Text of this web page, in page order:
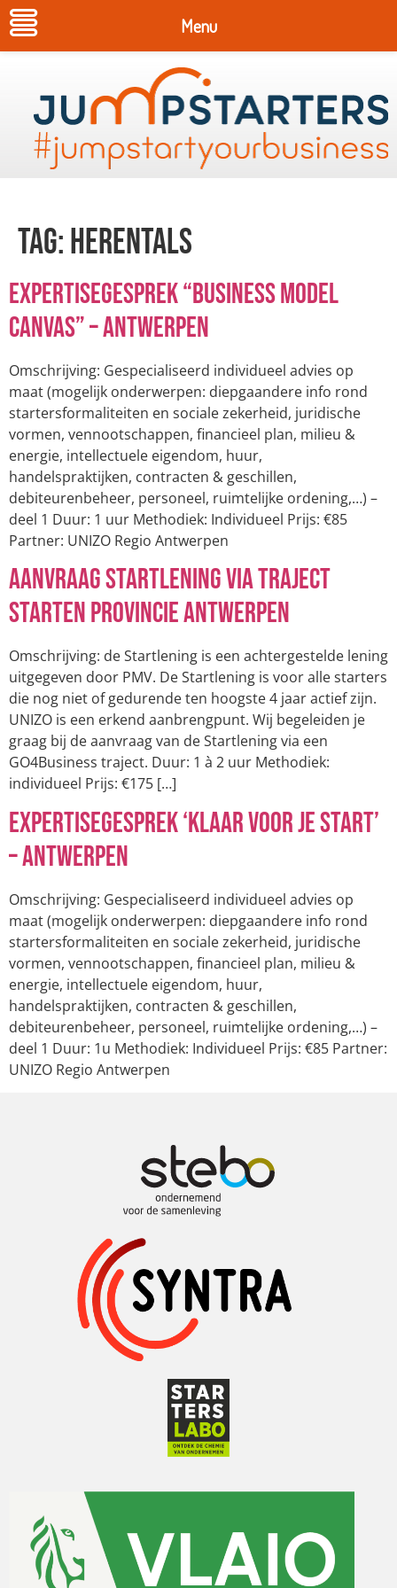
Tag:Herentals
Expertisegesprek “Business model
canvas” – Antwerpen
Omschrijving: Gespecialiseerd individueel advies op
maat (mogelijk onderwerpen: diepgaandere info rond
startersformaliteiten en sociale zekerheid, juridische
vormen, vennootschappen, financieel plan, milieu &
energie, intellectuele eigendom, huur,
handelspraktijken, contracten & geschillen,
debiteurenbeheer, personeel, ruimtelijke ordening,…) –
deel 1 Duur: 1 uur Methodiek: Individueel Prijs: €85
Partner: UNIZO Regio Antwerpen
Aanvraag Startlening via Traject
Starten provincie Antwerpen
Omschrijving: de Startlening is een achtergestelde lening
uitgegeven door PMV. De Startlening is voor alle starters
die nog niet of gedurende ten hoogste 4 jaar actief zijn.
UNIZO is een erkend aanbrengpunt. Wij begeleiden je
graag bij de aanvraag van de Startlening via een
GO4Business traject. Duur: 1 à 2 uur Methodiek:
individueel Prijs: €175 […]
Expertisegesprek ‘Klaar voor je start’
– Antwerpen
Omschrijving: Gespecialiseerd individueel advies op
maat (mogelijk onderwerpen: diepgaandere info rond
startersformaliteiten en sociale zekerheid, juridische
vormen, vennootschappen, financieel plan, milieu &
energie, intellectuele eigendom, huur,
handelspraktijken, contracten & geschillen,
debiteurenbeheer, personeel, ruimtelijke ordening,…) –
deel 1 Duur: 1u Methodiek: Individueel Prijs: €85 Partner:
UNIZO Regio Antwerpen
Menu